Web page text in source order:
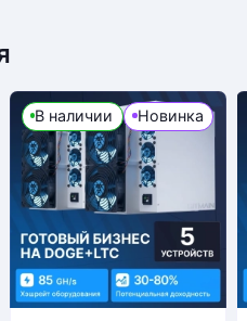
товара, клиенту
который
товара производится
Компании после
В наличии Новинка